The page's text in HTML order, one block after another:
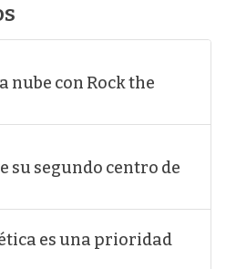
nube con Rock the
segundo centro de
es una prioridad